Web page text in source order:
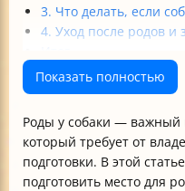
3. Что делать, если
4. Уход после родов
Таблица основных
собаки
Показать полностью
Роды у собаки — важный
который требует от
подготовки. В этой
подготовить место для